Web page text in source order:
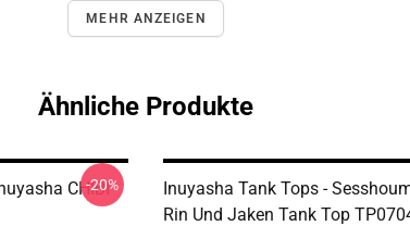
MEHR ANZEIGEN
Ähnliche Produkte
CHIBI
-20%
Inuyasha Tank Tops -
Rin Und Jaken Tank Top